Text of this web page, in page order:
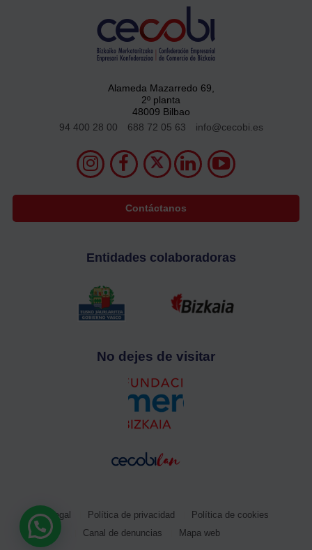
Alameda Mazarredo 69,
2º planta
48009 Bilbao
94 400 28 00
688 72 05 63 info@cecobi.es
Contáctanos
Entidades colaboradoras
No dejes de visitar
Aviso legal Política de privacidad
Política de cookies
Canal de denuncias
Mapa web